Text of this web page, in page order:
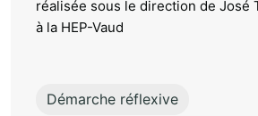
réalisée sous le direction de José
à la HEP-Vaud
Démarche réflexive